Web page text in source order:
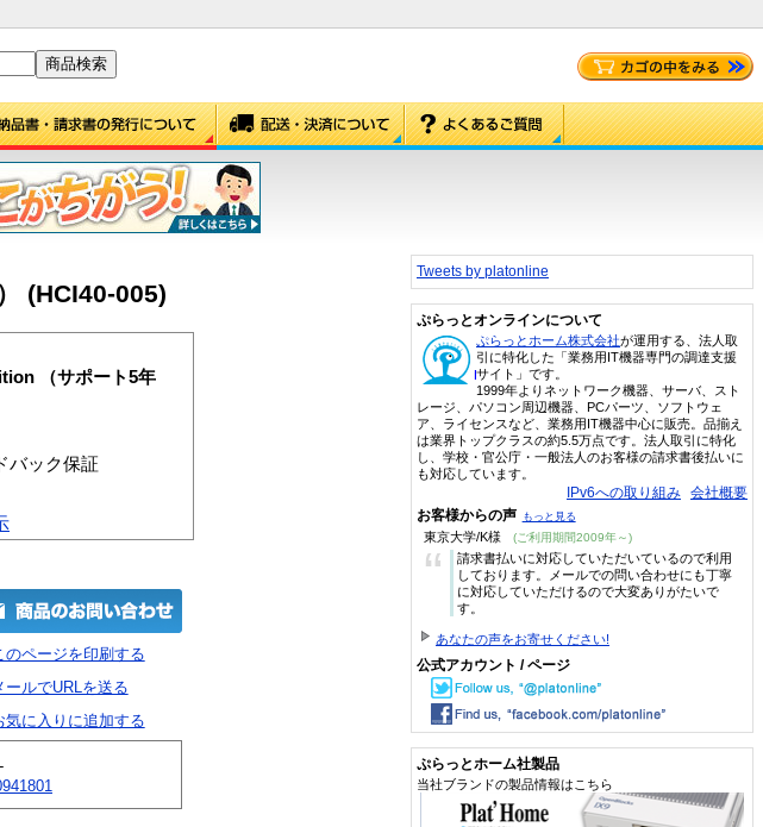
(HCI40-005)
（サポート5年
バック保証
ページを印刷する
ルでURLを送る
気に入りに追加する
Tweets by platonline
ぷらっとオンラインについて
ぷらっとホーム株式会社が運用する、法人取
引に特化した「業務用IT機器専門の調達支援
サイト」です。
1999年よりネットワーク機器、サーバ、スト
レージ、パソコン周辺機器、PCパーツ、ソフトウェ
ア、ライセンスなど、業務用IT機器中心に販売。品揃え
は業界トップクラスの約5.5万点です。法人取引に特化
し、学校・官公庁・一般法人のお客様の請求書後払いに
も対応しています。
IPv6への取り組み 会社概要
お客様からの声 もっと見る
東京大学/K様 (ご利用期間2009年～)
“
請求書払いに対応していただいているので利用
しております。メールでの問い合わせにも丁寧
に対応していただけるので大変ありがたいで
す。
あなたの声をお寄せください!
公式アカウント / ページ
ぷらっとホーム社製品
当社ブランドの製品情報はこちら